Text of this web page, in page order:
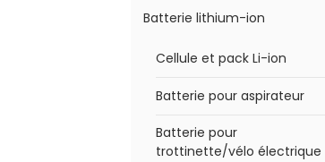
Batterie lithium-ion
Cellule et pack Li-ion
Batterie pour aspirateur
Batterie pour
trottinette/vélo électrique